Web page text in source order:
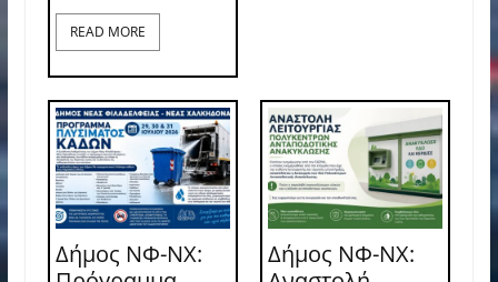
READ MORE
Δήμος ΝΦ-ΝΧ:
Δήμος ΝΦ-ΝΧ: